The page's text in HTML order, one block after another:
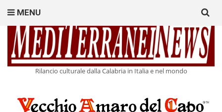
Rilancio culturale dalla Calabria in Italia e nel mondo
MENU
for: